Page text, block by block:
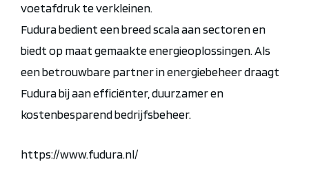
voetafdruk te verkleinen.
Fudura bedient een breed scala aan sectoren en
biedt op maat gemaakte energieoplossingen. Als
een betrouwbare partner in energiebeheer draagt
Fudura bij aan efficiënter, duurzamer en
kostenbesparend bedrijfsbeheer.
https://www.fudura.nl/